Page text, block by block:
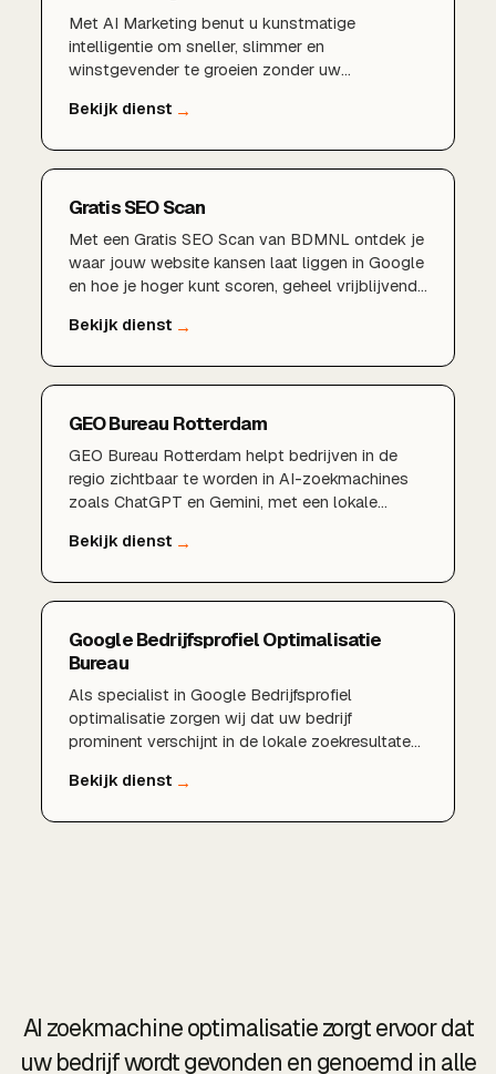
Met AI Marketing benut u kunstmatige
intelligentie om sneller, slimmer en
winstgevender te groeien zonder uw
marketingstrategieSlimme content met
marketingbudget
Gratis SEO Scan
Met een Gratis SEO Scan van BDMNL ontdek je
waar jouw website kansen laat liggen in Google
en hoe je hoger kunt scoren, geheel vrijblijvend
GEO Bureau Rotterdam
GEO Bureau Rotterdam helpt bedrijven in de
regio zichtbaar te worden in AI-zoekmachines
zoals ChatGPT en Gemini, met een lokale
Google Bedrijfsprofiel Optimalisatie
Bureau
Als specialist in Google Bedrijfsprofiel
optimalisatie zorgen wij dat uw bedrijf
prominent verschijnt in de lokale zoekresultaten
profiel en sterke reviews tot lokale
AI zoekmachine optimalisatie zorgt ervoor dat
uw bedrijf wordt gevonden en genoemd in alle